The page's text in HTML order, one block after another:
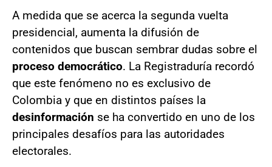
A medida que se acerca la segunda vuelta
presidencial, aumenta la difusión de
contenidos que buscan sembrar dudas sobre el
proceso democrático. La Registraduría recordó
que este fenómeno no es exclusivo de
Colombia y que en distintos países la
desinformación se ha convertido en uno de los
principales desafíos para las autoridades
electorales.